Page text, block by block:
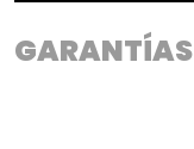
GARANTÍAS